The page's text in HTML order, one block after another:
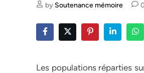
by Soutenance mémoire
Les populations réparties